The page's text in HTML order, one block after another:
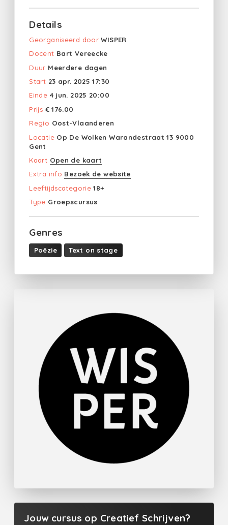
Details
Georganiseerd door WISPER
Docent Bart Vereecke
Duur Meerdere dagen
Start 23 apr. 2025 17:30
Einde 4 jun. 2025 20:00
Prijs € 176.00
Regio Oost-Vlaanderen
Locatie Op De Wolken Warandestraat 13 9000
Gent
Kaart Open de kaart
Extra info Bezoek de website
Leeftijdscategorie 18+
Type Groepscursus
Genres
Poëzie Text on stage
Jouw cursus op Creatief Schrijven?